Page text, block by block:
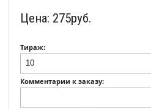
Цена: 275руб.
Тираж:
Комментарии к заказу: